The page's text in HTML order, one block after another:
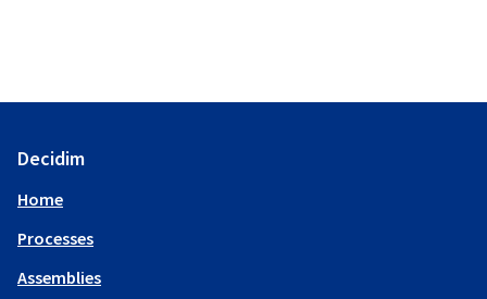
Decidim
Home
Processes
Assemblies